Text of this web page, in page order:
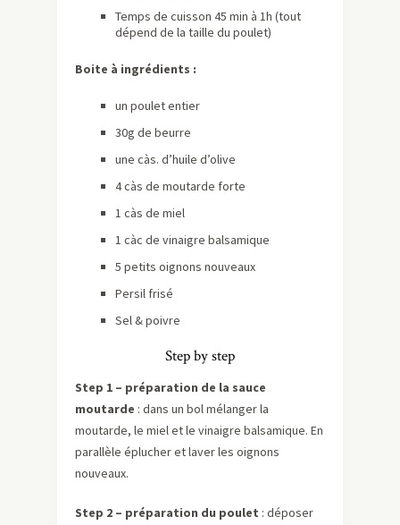
Temps de cuisson 45 min à 1h (tout
dépend de la taille du poulet)
Boite à ingrédients :
un poulet entier
30g de beurre
une càs. d’huile d’olive
4 càs de moutarde forte
1 càs de miel
1 càc de vinaigre balsamique
5 petits oignons nouveaux
Persil frisé
Sel & poivre
Step by step
Step 1 – préparation de la sauce
moutarde : dans un bol mélanger la
moutarde, le miel et le vinaigre balsamique. En
parallèle éplucher et laver les oignons
nouveaux.
Step 2 – préparation du poulet : déposer